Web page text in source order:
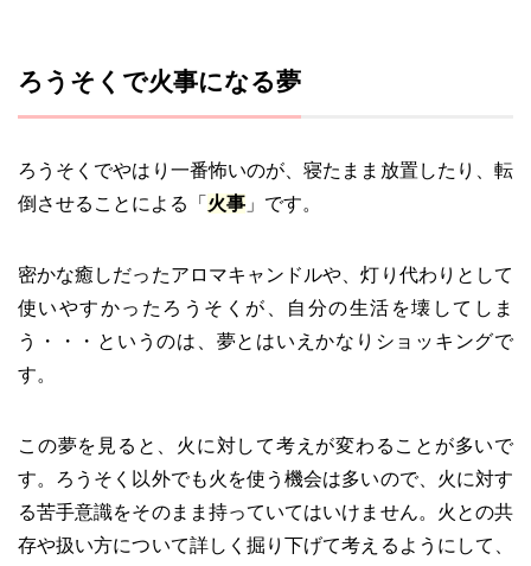
ろうそくで火事になる夢
ろうそくでやはり一番怖いのが、寝たまま放置したり、転
倒させることによる「 火事 」です。
密かな癒しだったアロマキャンドルや、灯り代わりとして
使いやすかったろうそくが、自分の生活を壊してしま
う・・・というのは、夢とはいえかなりショッキングで
す。
この夢を見ると、火に対して考えが変わることが多いで
す。ろうそく以外でも火を使う機会は多いので、火に対す
る苦手意識をそのまま持っていてはいけません。火との共
存や扱い方について詳しく掘り下げて考えるようにして、